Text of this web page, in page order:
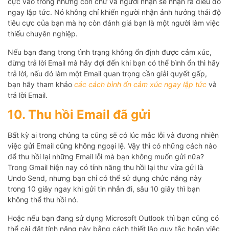
ngay lập tức. Nó không chỉ khiến người nhận ảnh hưởng thái độ
tiêu cực của bạn mà họ còn đánh giá bạn là một người làm việc
thiếu chuyên nghiệp.
Nếu bạn đang trong tình trạng không ổn định được cảm xúc,
đừng trả lời Email mà hãy đợi đến khi bạn có thể bình ổn thì hãy
trả lời, nếu đó làm một Email quan trọng cần giải quyết gấp,
bạn hãy tham khảo các cách bình ổn cảm xúc ngay lập tức và
trả lời Email.
10. Thu hồi Email đã gửi
Bất kỳ ai trong chúng ta cũng sẽ có lúc mắc lỗi và đương nhiên
việc gửi Email cũng không ngoại lệ. Vậy thì có những cách nào
để thu hồi lại những Email lỗi mà bạn không muốn gửi nữa?
Trong Gmail hiện nay có tính năng thu hồi lại thư vừa gửi là
Undo Send, nhưng bạn chỉ có thể sử dụng chức năng này
trong 10 giây ngay khi gửi tin nhắn đi, sâu 10 giây thì bạn
không thể thu hồi nó.
Hoặc nếu bạn đang sử dụng Microsoft Outlook thì bạn cũng có
thể cài đặt tính năng này bằng cách thiết lập quy tắc hoãn việc